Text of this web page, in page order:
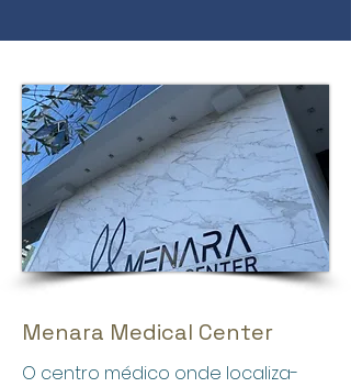
Menara Medical Center
O centro médico onde localiza-